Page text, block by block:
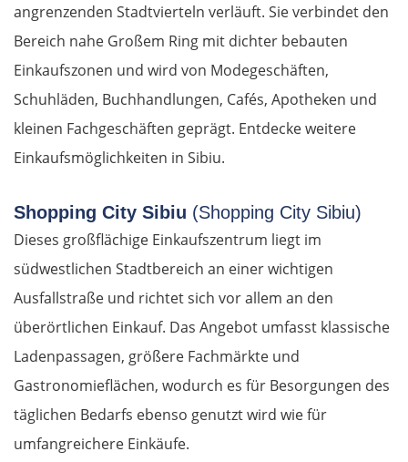
angrenzenden Stadtvierteln verläuft. Sie verbindet den
Bereich nahe Großem Ring mit dichter bebauten
Einkaufszonen und wird von Modegeschäften,
Schuhläden, Buchhandlungen, Cafés, Apotheken und
kleinen Fachgeschäften geprägt. Entdecke weitere
Einkaufsmöglichkeiten in Sibiu.
Shopping City Sibiu (Shopping City Sibiu)
Dieses großflächige Einkaufszentrum liegt im
südwestlichen Stadtbereich an einer wichtigen
Ausfallstraße und richtet sich vor allem an den
überörtlichen Einkauf. Das Angebot umfasst klassische
Ladenpassagen, größere Fachmärkte und
Gastronomieflächen, wodurch es für Besorgungen des
täglichen Bedarfs ebenso genutzt wird wie für
umfangreichere Einkäufe.